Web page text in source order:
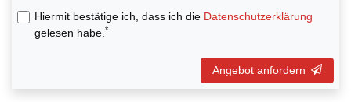
Hiermit bestätige ich, dass ich die Daten­schutz­erklärung
gelesen habe.*
Angebot anfordern